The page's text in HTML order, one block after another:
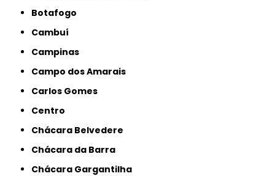
Botafogo
Cambuí
Campinas
Campo dos Amarais
Carlos Gomes
Centro
Chácara Belvedere
Chácara da Barra
Chácara Gargantilha